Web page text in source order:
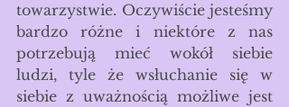
towarzystwie. Oczywiście jesteśmy
bardzo różne i niektóre z nas
potrzebują mieć wokół siebie
ludzi, tyle że wsłuchanie się w
siebie z uważnością możliwe jest